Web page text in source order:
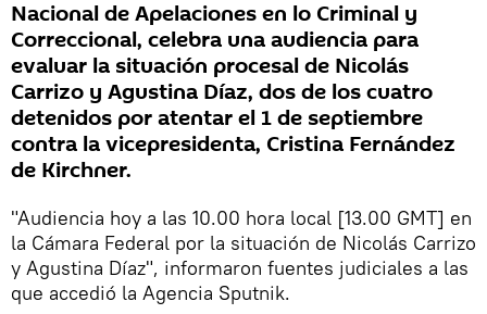
Nacional de Apelaciones en lo Criminal y
Correccional, celebra una audiencia para
evaluar la situación procesal de Nicolás
Carrizo y Agustina Díaz, dos de los cuatro
detenidos por atentar el 1 de septiembre
contra la vicepresidenta, Cristina Fernández
de Kirchner.
"Audiencia hoy a las 10.00 hora local [13.00 GMT] en
la Cámara Federal por la situación de Nicolás Carrizo
y Agustina Díaz", informaron fuentes judiciales a las
que accedió la Agencia Sputnik.